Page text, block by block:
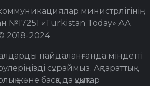
министрлігінің
№17251 «Turkistan Today» АА
© 2018-2024
пайдаланғанда міндетті
сұраймыз. Ақпараттық
және басқа да құқықтар